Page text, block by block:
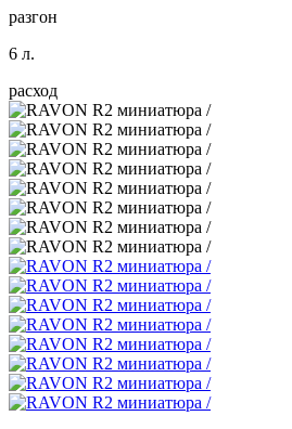
разгон
6 л.
расход